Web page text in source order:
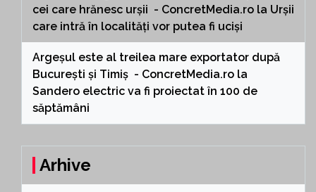
cei care hrănesc urșii - ConcretMedia.ro la Urșii
care intră în localități vor putea fi uciși
Argeșul este al treilea mare exportator după
București și Timiș - ConcretMedia.ro la
Sandero electric va fi proiectat în 100 de
săptămâni
Arhive